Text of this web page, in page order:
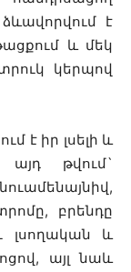
է
և մեկ
կերպով
է իր լսելի և
այդ թվում`
բրենդը
լսողական և
այլ նաև